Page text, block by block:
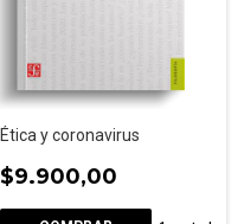
Ética y coronavirus
$9.900,00